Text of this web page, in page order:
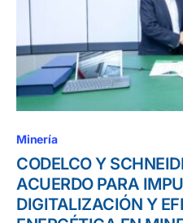
Minería
CODELCO Y
ACUERDO PARA
DIGITALIZACIÓN Y